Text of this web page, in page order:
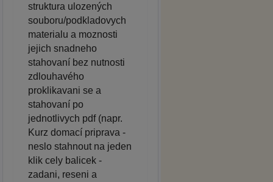
struktura ulozených
souboru/podkladovych
materialu a moznosti
jejich snadneho
stahovaní bez nutnosti
zdlouhavého
proklikavani se a
stahovaní po
jednotlivych pdf (napr.
Kurz domací priprava -
neslo stahnout na jeden
klik cely balicek -
zadani, reseni a